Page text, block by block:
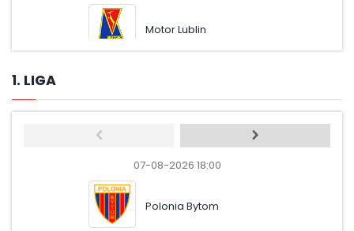
Motor Lublin
1. LIGA
07-08-2026 18:00
Polonia Bytom